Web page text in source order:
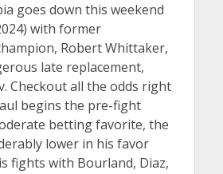
goes down this weekend
with former
Robert Whittaker,
late replacement,
Checkout all the odds right
begins the pre-fight
betting favorite, the
lower in his favor
fights with Bourland, Diaz,